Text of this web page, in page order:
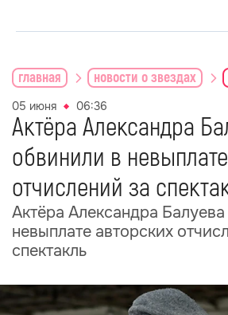
главная новости о звездах
05 июня 06:36
Актёра Александра
обвинили в
отчислений за
Актёра Александра
невыплате авторских
спектакль